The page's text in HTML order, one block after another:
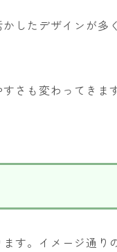
したデザインが多
さも変わってきま
す。イメージ通り